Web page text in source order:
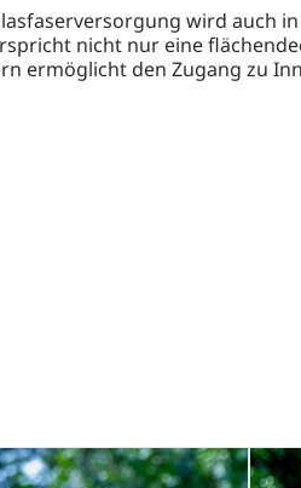
wird auch
nicht nur eine
ermöglicht den Zugang zu